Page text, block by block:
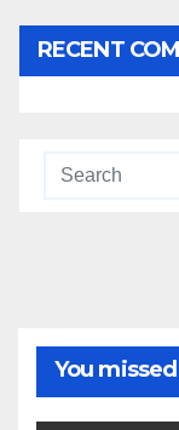
RECENT
You missed